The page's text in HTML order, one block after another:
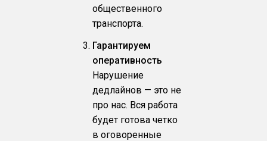
общественного
транспорта.
Гарантируем
оперативность
Нарушение
дедлайнов — это не
про нас. Вся работа
будет готова четко
в оговоренные